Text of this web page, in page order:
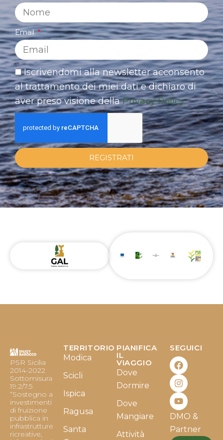
Email
Iscrivendomi alla newsletter acconsento
al trattamento dei miei dati e dichiaro di
aver preso visione dellaPrivacy Policy
REGISTRATI
PSR Sicilia
2014-2022
Sottomisura
19.2/7.5
“Sostegno a
investimenti
di fruizione
pubblica in
infrastrutture
ricreative,
TERRITORIO
Modica
Scicli
Ispica
Ragusa
Santa
PIANIFICA
IL
VIAGGIO
Dove
Dormire
Dove
Mangiare
Attività
SEGUICI
F
a
c
e
b
o
o
k
I
n
s
t
a
g
r
a
m
Y
o
u
t
u
b
e
DMO &
Partner